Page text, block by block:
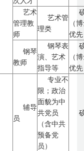
艺术
管理教
师
艺术管
理类
（
优
钢琴
教师
钢琴表
演、艺术
指导等
（
优
辅导
员
专业不
限；政治
面貌为中
共党员
（含中共
预备党
员）